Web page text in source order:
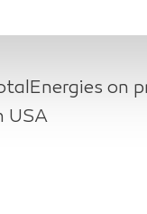
on
USA